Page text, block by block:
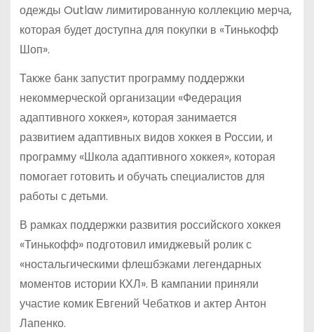
одежды Outlaw лимитированную коллекцию мерча,
которая будет доступна для покупки в «Тинькофф
Шоп».
Также банк запустит программу поддержки
некоммерческой организации «Федерация
адаптивного хоккея», которая занимается
развитием адаптивных видов хоккея в России, и
программу «Школа адаптивного хоккея», которая
помогает готовить и обучать специалистов для
работы с детьми.
В рамках поддержки развития российского хоккея
«Тинькофф» подготовил имиджевый ролик с
«ностальгическими флешбэками легендарных
моментов истории КХЛ». В кампании приняли
участие комик Евгений Чебатков и актер Антон
Лапенко.